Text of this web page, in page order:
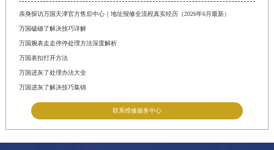
亲身探访万国天津官方售后中心｜地址报修全流程真实经历（2026年6月最新）
万国磕碰了解决技巧详解
万国腕表走走停停处理方法深度解析
万国表扣打开方法
万国进灰了处理办法大全
万国进灰了解决技巧集锦
联系维修服务中心